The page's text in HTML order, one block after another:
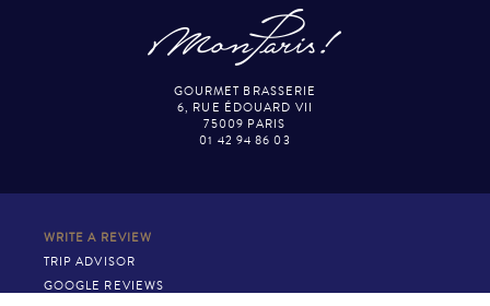
GOURMET BRASSERIE
6, RUE ÉDOUARD VII
75009 PARIS
01 42 94 86 03
WRITE A REVIEW
TRIP ADVISOR
GOOGLE REVIEWS